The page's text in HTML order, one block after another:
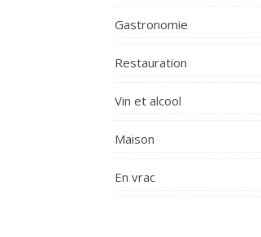
Gastronomie
Restauration
Vin et alcool
Maison
En vrac